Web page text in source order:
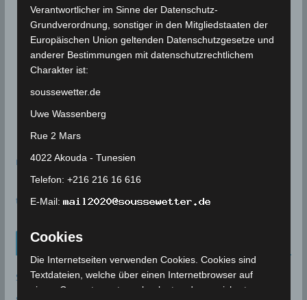
meteoblue
time.is - Sonnenzeiten
Neueinträge Glossar
Sommer 2003
Verantwortlicher im Sinne der Datenschutz-
Grundverordnung, sonstiger in den Mitgliedstaaten der
Europäischen Union geltenden Datenschutzgesetze und
anderer Bestimmungen mit datenschutzrechtlichem
Charakter ist:
soussewetter.de
Uwe Wassenberg
Rue 2 Mars
4022 Akouda - Tunesien
Telefon: +216 216 16 616
E-Mail:
Cookies
Die Internetseiten verwenden Cookies. Cookies sind
Textdateien, welche über einen Internetbrowser auf
einem Computersystem abgelegt und gespeichert